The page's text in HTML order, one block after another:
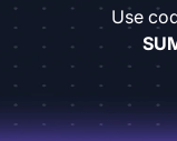
Use